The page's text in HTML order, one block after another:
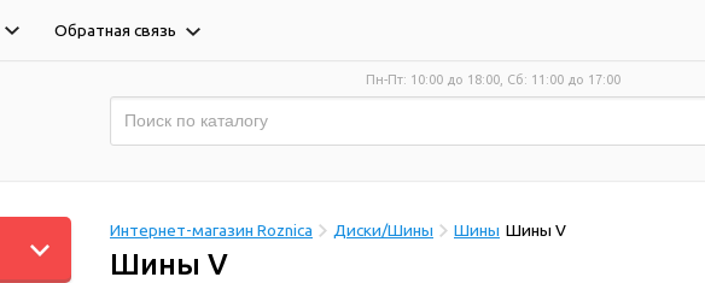
Обратная связь
Пн-Пт: 10:00 до 18:00, Сб: 11:00 до 17:00
Интернет-магазин Roznica Диски/Шины Шины Шины V
Шины V